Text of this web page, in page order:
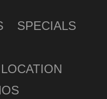
SPECIALS
LOCATION